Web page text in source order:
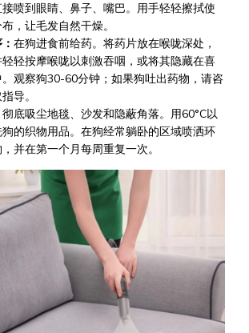
喷到眼睛、鼻子、嘴巴。用手轻轻擦拭使
，让毛发自然干燥。
在狗进食前给药。将药片放在喉咙深处，
轻按摩喉咙以刺激吞咽，或将其隐藏在喜
观察狗30-60分钟；如果狗吐出药物，请咨
导。
彻底吸尘地毯、沙发和隐蔽角落。用60°C以
的织物用品。在狗经常躺卧的区域喷洒环
并在第一个月每周重复一次。